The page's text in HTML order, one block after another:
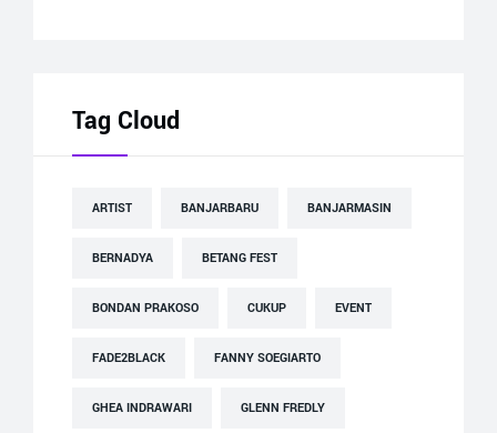
Tag Cloud
ARTIST BANJARBARU BANJARMASIN
BERNADYA BETANG FEST
BONDAN PRAKOSO CUKUP EVENT
FADE2BLACK FANNY SOEGIARTO
GHEA INDRAWARI GLENN FREDLY